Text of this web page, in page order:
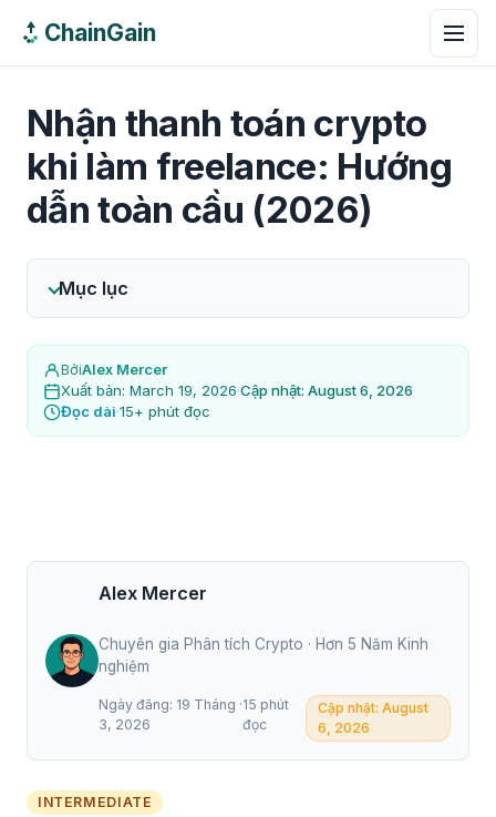
ChainGain
Nhận thanh toán crypto
khi làm freelance: Hướng
dẫn toàn cầu (2026)
Mục lục
BởiAlex Mercer
Xuất bản: March 19, 2026·Cập nhật: August 6, 2026
Đọc dài·15+ phút đọc
Alex Mercer
Chuyên gia Phân tích Crypto · Hơn 5 Năm Kinh
nghiệm
Ngày đăng: 19 Tháng
3, 2026
·15 phút
đọc
Cập nhật: August
6, 2026
INTERMEDIATE